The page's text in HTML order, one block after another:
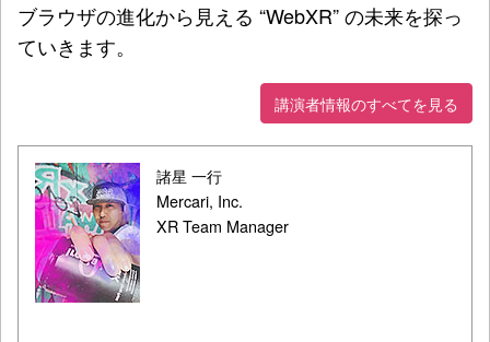
ブラウザの進化から見える “WebXR” の未来を探っ
ていきます。
講演者情報のすべてを見る
諸星 一行
Mercari, Inc.
XR Team Manager